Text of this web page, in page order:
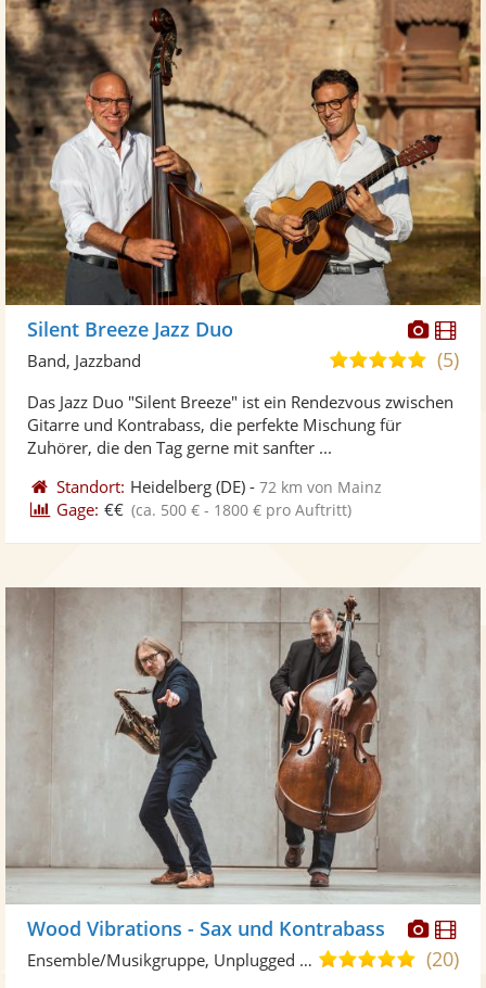
Fotos
Silent Breeze Jazz Duo
5,0
5
(5)
Band, Jazzband
Das Jazz Duo "Silent Breeze" ist ein Rendezvous zwischen
Gitarre und Kontrabass, die perfekte Mischung für
Zuhörer, die den Tag gerne mit sanfter ...
Standort: Heidelberg (DE) -72 km von Mainz
Gage: €€ (ca. 500 € - 1800 € pro Auftritt)
Wood Vibrations - Sax und Kontrabass
5,0(20)
Ensemble/Musikgruppe, Unplugged Band/Akustik Band